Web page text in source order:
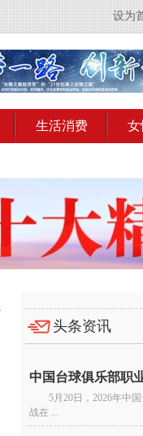
设为
生活消费 女
头条资讯
5月20日，2026年中
战在 ...